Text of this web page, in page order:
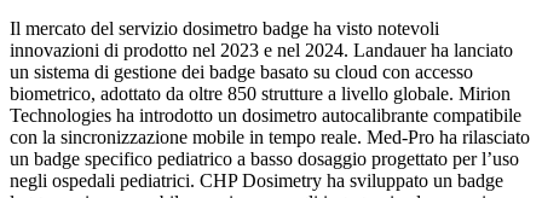
Il mercato del servizio dosimetro badge ha visto notevoli
innovazioni di prodotto nel 2023 e nel 2024. Landauer ha lanciato
un sistema di gestione dei badge basato su cloud con accesso
biometrico, adottato da oltre 850 strutture a livello globale. Mirion
Technologies ha introdotto un dosimetro autocalibrante compatibile
con la sincronizzazione mobile in tempo reale. Med-Pro ha rilasciato
un badge specifico pediatrico a basso dosaggio progettato per l’uso
negli ospedali pediatrici. CHP Dosimetry ha sviluppato un badge